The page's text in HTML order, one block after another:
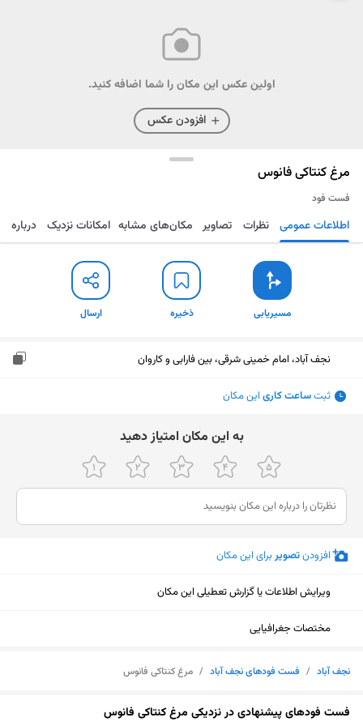
اولین عکس این مکان را شما اضافه کنید.
افزودن عکس
مرغ کنتاکی فانوس
فست فود
مسیریابی ذخیره ارسال اطلاعات عمومی نظرات تصاویر مکان‌های مشابه امکانات نزدیک درباره
مسیریابی ذخیره ارسال
نجف آباد، امام خمینی شرقی، بین فارابی و کاروان
ثبتساعت کاری این مکان
ﺑﻪ اﯾﻦ ﻣﮑﺎن اﻣﺘﯿﺎز دﻫﯿﺪ
افزودنتصویربرای این مکان
ویرایش اطلاعات یا گزارش تعطیلی این مکان
مختصات جغرافیایی
نجف آباد / فست فودهای نجف آباد / مرغ کنتاکی فانوس
فست فودهای پیشنهادی در نزدیکی مرغ کنتاکی فانوس